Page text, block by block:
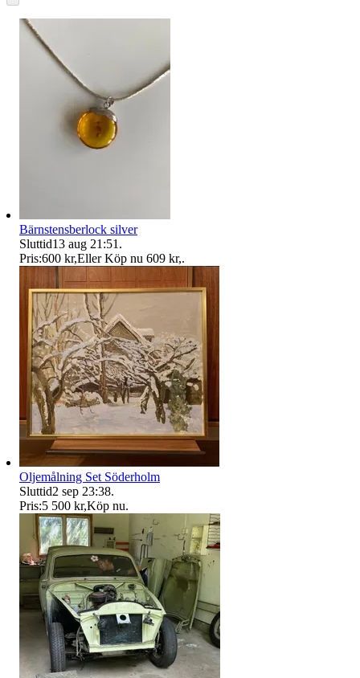
Bärnstensberlock silver
Sluttid13 aug 21:51 .
Pris:600 kr,Eller Köp nu 609 kr,.
Oljemålning Set Söderholm
Sluttid2 sep 23:38.
Pris:5 500 kr,Köp nu.